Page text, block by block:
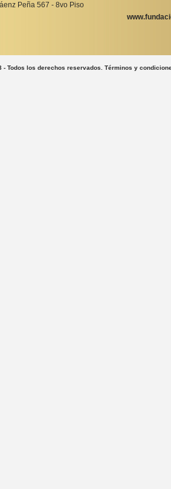
Peña 567 - 8vo Piso
- Todos los derechos reservados. Términos y